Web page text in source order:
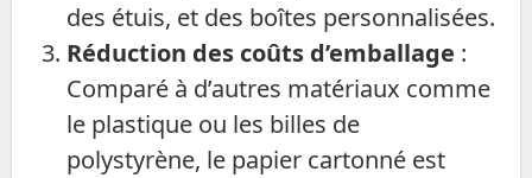
des étuis, et des boîtes personnalisées.
Réduction des coûts d’emballage :
Comparé à d’autres matériaux comme
le plastique ou les billes de
polystyrène, le papier cartonné est